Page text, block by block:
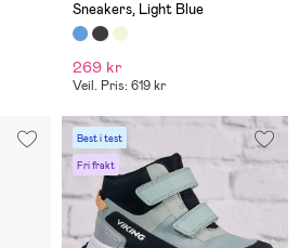
Sneakers, Light Blue
269 kr
Veil. Pris: 619 kr
Best i test
Fri frakt